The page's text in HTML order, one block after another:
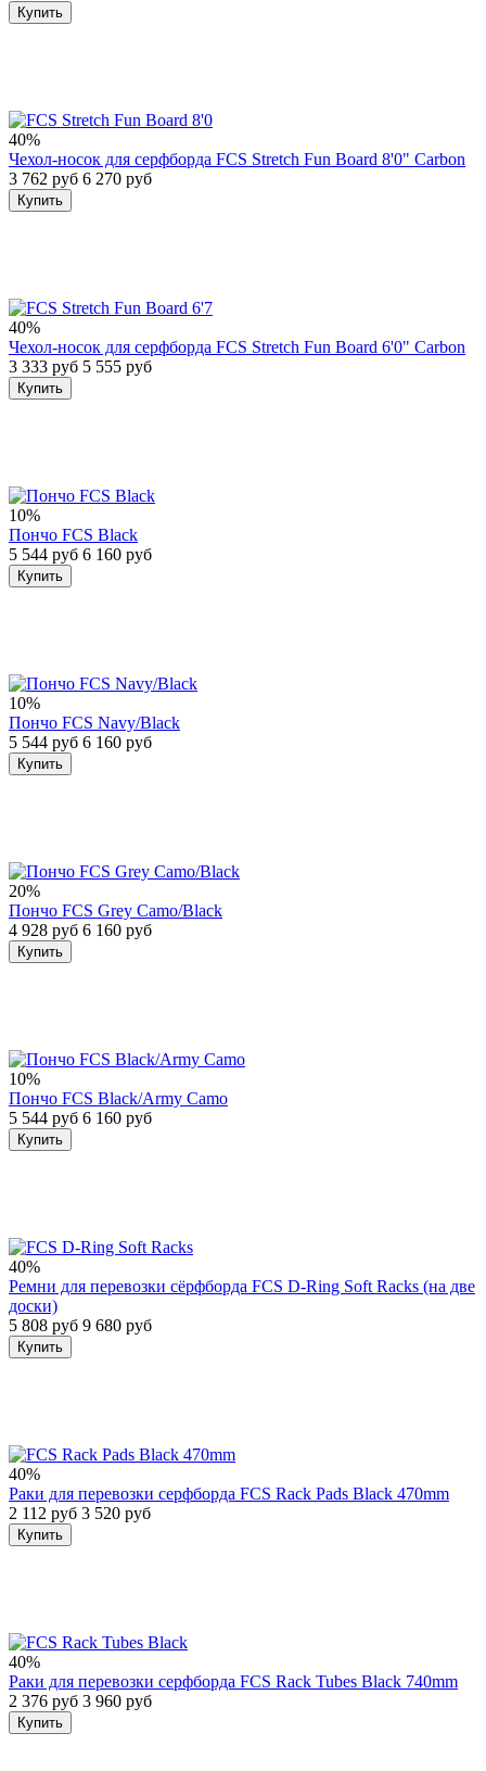
Купить
40%
Чехол-носок для серфборда FCS Stretch Fun Board 8'0" Carbon
3 762 руб 6 270 руб
Купить
40%
Чехол-носок для серфборда FCS Stretch Fun Board 6'0" Carbon
3 333 руб 5 555 руб
Купить
10%
Пончо FCS Black
5 544 руб 6 160 руб
Купить
10%
Пончо FCS Navy/Black
5 544 руб 6 160 руб
Купить
20%
Пончо FCS Grey Camo/Black
4 928 руб 6 160 руб
Купить
10%
Пончо FCS Black/Army Camo
5 544 руб 6 160 руб
Купить
40%
Ремни для перевозки сёрфборда FCS D-Ring Soft Racks (на две
доски)
5 808 руб 9 680 руб
Купить
40%
Раки для перевозки серфборда FCS Rack Pads Black 470mm
2 112 руб 3 520 руб
Купить
40%
Раки для перевозки серфборда FCS Rack Tubes Black 740mm
2 376 руб 3 960 руб
Купить